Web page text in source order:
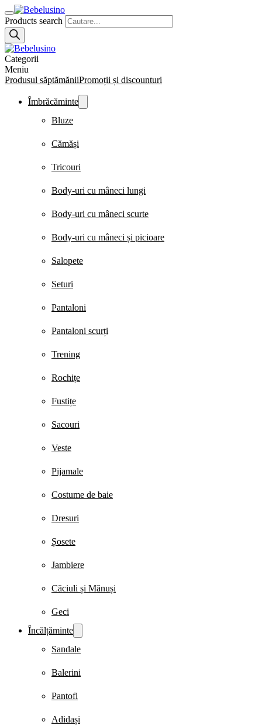
Products search
Categorii
Meniu
Produsul săptămăniiPromoții și discounturi
Îmbrăcăminte
Bluze
Cămăși
Tricouri
Body-uri cu mâneci lungi
Body-uri cu mâneci scurte
Body-uri cu mâneci și picioare
Salopete
Seturi
Pantaloni
Pantaloni scurți
Trening
Rochițe
Fustițe
Sacouri
Veste
Pijamale
Costume de baie
Dresuri
Șosete
Jambiere
Căciuli și Mănuși
Geci
Încălțăminte
Sandale
Balerini
Pantofi
Adidași